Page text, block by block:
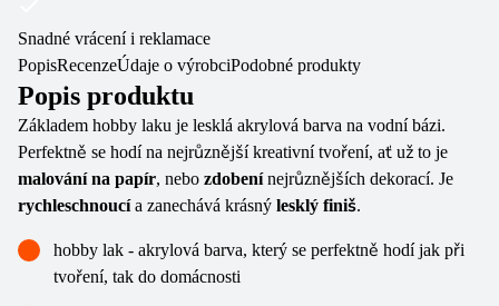
Snadné vrácení i reklamace
PopisRecenzeÚdaje o výrobciPodobné produkty
Popis produktu
Základem hobby laku je lesklá akrylová barva na vodní bázi.
Perfektně se hodí na nejrůznější kreativní tvoření, ať už to je
malování na papír, nebo zdobenínejrůznějších dekorací. Je
rychleschnoucía zanechává krásný lesklý finiš.
hobby lak - akrylová barva, který se perfektně hodí jak při
tvoření, tak do domácnosti